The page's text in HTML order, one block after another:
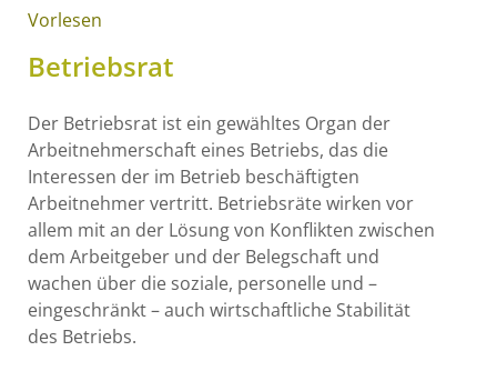
Betriebsrat
Vorlesen
Betriebsrat
Der Betriebsrat ist ein gewähltes Organ der
Arbeitnehmerschaft eines Betriebs, das die
Interessen der im Betrieb beschäftigten
Arbeitnehmer vertritt. Betriebsräte wirken vor
allem mit an der Lösung von Konflikten zwischen
dem Arbeitgeber und der Belegschaft und
wachen über die soziale, personelle und –
eingeschränkt – auch wirtschaftliche Stabilität
des Betriebs.